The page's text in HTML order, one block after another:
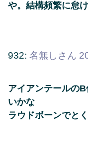
や。結構頻繁に怠
932: 名無しさん
アイアンテールの
いかな
ラウドボーンでと